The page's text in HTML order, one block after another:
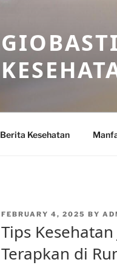
Berita Kesehatan
POSTED
FEBRUARY 4, 2025 BY
Tips
Terapkan di